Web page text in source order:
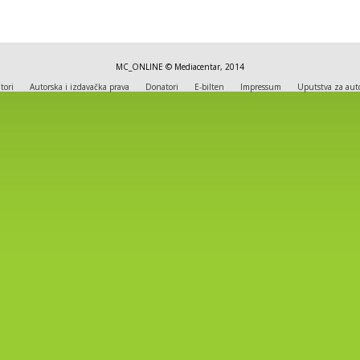
MC_ONLINE © Mediacentar, 2014
Autorska i izdavačka prava Donatori E-bilten Impressum Uputstva za